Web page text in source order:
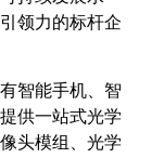
领力的标杆企
智能手机、智
供一站式光学
头模组、光学